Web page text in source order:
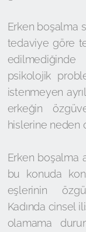
Erken boşalma
tedaviye göre
psikolojik
istenmeyen
erkeğin
hislerine neden
Erken boşalma
bu konuda
eşlerinin
Kadında cinsel
olamama